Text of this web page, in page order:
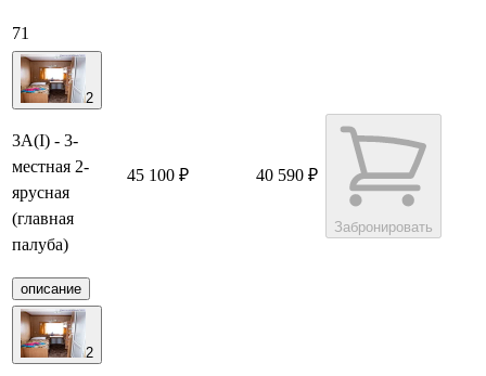
71
2
3А(I) - 3-
местная 2-
ярусная
(главная
палуба)
описание
45 100 ₽ 40 590 ₽
Забронировать
2